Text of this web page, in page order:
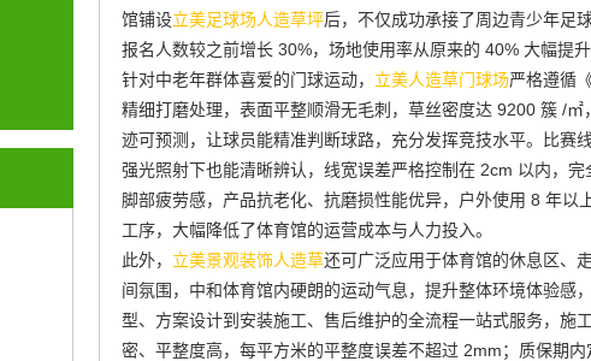
馆铺设立美足球场人造草坪后，不仅成功承接了周边青少年足
报名人数较之前增长 30%，场地使用率从原来的 40% 大幅提
针对中老年群体喜爱的门球运动， 立美人造草门球场严格遵循
精细打磨处理，表面平整顺滑无毛刺，草丝密度达 9200 簇 /
迹可预测，让球员能精准判断球路，充分发挥竞技水平。比赛
强光照射下也能清晰辨认，线宽误差严格控制在 2cm 以内，
脚部疲劳感，产品抗老化、抗磨损性能优异，户外使用 8 年
工序，大幅降低了体育馆的运营成本与人力投入。
此外， 立美景观装饰人造草还可广泛应用于体育馆的休息区、
间氛围，中和体育馆内硬朗的运动气息，提升整体环境体验
型、方案设计到安装施工、售后维护的全流程一站式服务，施
密、平整度高，每平方米的平整度误差不超过 2mm；质保期